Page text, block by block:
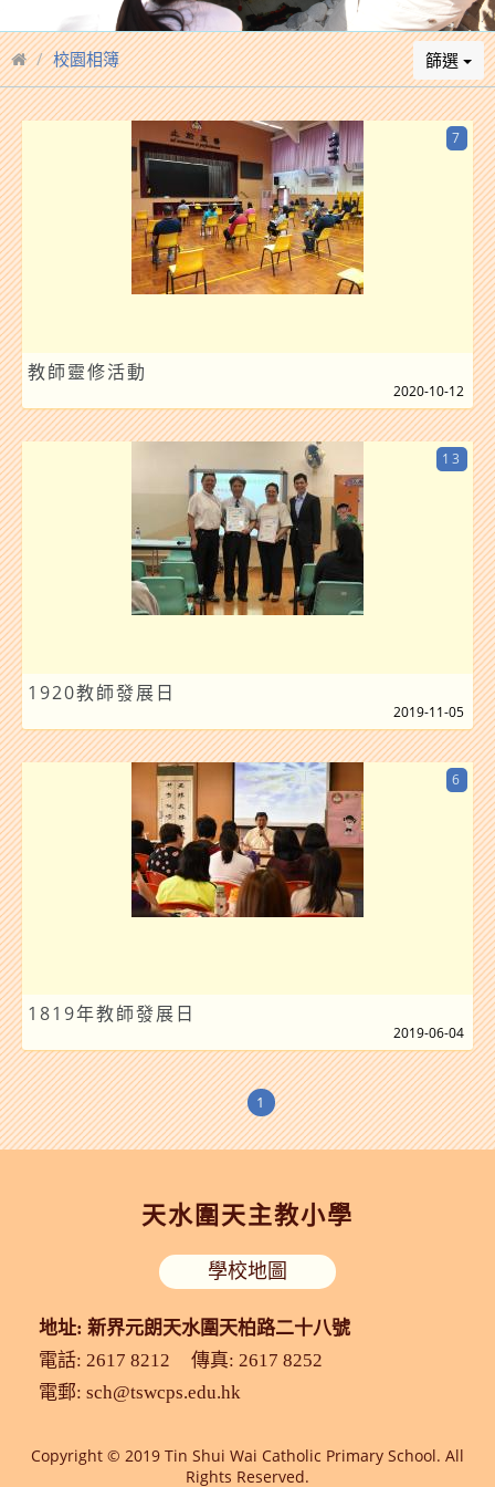
校園相簿 篩選
教師靈修活動
7
2020-10-12
1920教師發展日
13
2019-11-05
1819年教師發展日
6
2019-06-04
1
天水圍天主教小學
地址: 新界元朗天水圍天柏路二十八號
學校地圖
電話: 2617 8212
傳真: 2617 8252
電郵: sch@tswcps.edu.hk
Copyright © 2019 Tin Shui Wai Catholic Primary School. All
Rights Reserved.